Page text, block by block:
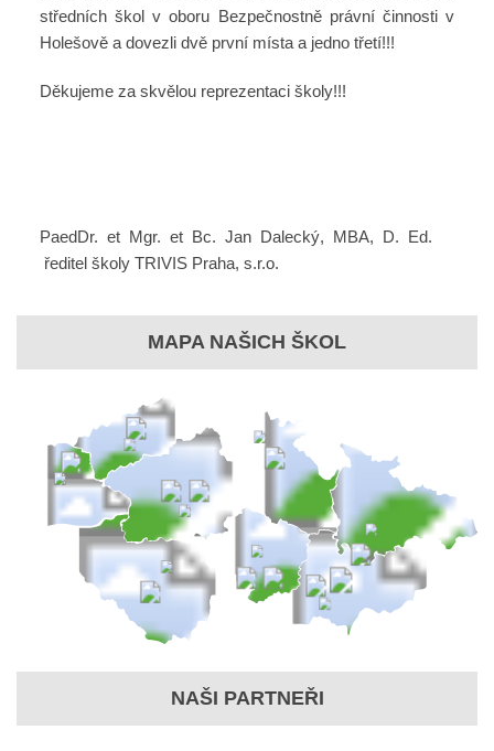
středních škol v oboru Bezpečnostně právní činnosti v
Holešově a dovezli dvě první místa a jedno třetí!!!
Děkujeme za skvělou reprezentaci školy!!!
PaedDr. et Mgr. et Bc. Jan Dalecký, MBA, D. Ed.
ředitel školy TRIVIS Praha, s.r.o.
MAPA NAŠICH ŠKOL
NAŠI PARTNEŘI